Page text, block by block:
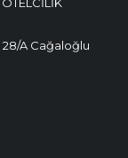
A Cağaloğlu